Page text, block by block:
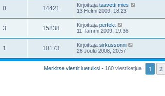
0 14421 Kirjoittaja taavetti mies
13 Helmi 2009, 18:23
3 15838 Kirjoittaja perfekt
11 Tammi 2009, 19:36
1 10173 Kirjoittaja sirkussonni
26 Joulu 2008, 20:57
Merkitse viestit luetuiksi • 160 viestiketjua 1 2